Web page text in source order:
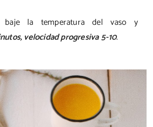
baje la temperatura del vaso y
velocidad progresiva 5-10.